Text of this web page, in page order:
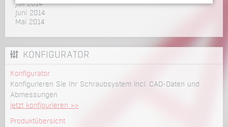
Juli 2014
Juni 2014
Mai 2014
KONFIGURATOR
Konfigurator
Konfigurieren Sie Ihr Schraubsystem incl. CAD-Daten und
Abmessungen
jetzt konfigurieren >>
Produktübersicht